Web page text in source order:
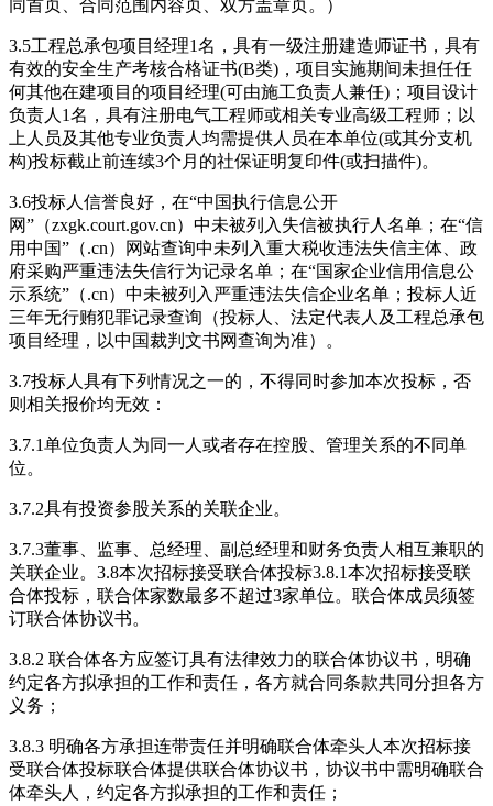
同首页、合同范围内容页、双方盖章页。）
3.5工程总承包项目经理1名，具有一级注册建造师证书，具有
有效的安全生产考核合格证书(B类)，项目实施期间未担任任
何其他在建项目的项目经理(可由施工负责人兼任)；项目设计
负责人1名，具有注册电气工程师或相关专业高级工程师；以
上人员及其他专业负责人均需提供人员在本单位(或其分支机
构)投标截止前连续3个月的社保证明复印件(或扫描件)。
3.6投标人信誉良好，在“中国执行信息公开
网”（zxgk.court.gov.cn）中未被列入失信被执行人名单；在“信
用中国”（.cn）网站查询中未列入重大税收违法失信主体、政
府采购严重违法失信行为记录名单；在“国家企业信用信息公
示系统”（.cn）中未被列入严重违法失信企业名单；投标人近
三年无行贿犯罪记录查询（投标人、法定代表人及工程总承包
项目经理，以中国裁判文书网查询为准）。
3.7投标人具有下列情况之一的，不得同时参加本次投标，否
则相关报价均无效：
3.7.1单位负责人为同一人或者存在控股、管理关系的不同单
位。
3.7.2具有投资参股关系的关联企业。
3.7.3董事、监事、总经理、副总经理和财务负责人相互兼职的
关联企业。3.8本次招标接受联合体投标3.8.1本次招标接受联
合体投标，联合体家数最多不超过3家单位。联合体成员须签
订联合体协议书。
3.8.2 联合体各方应签订具有法律效力的联合体协议书，明确
约定各方拟承担的工作和责任，各方就合同条款共同分担各方
义务；
3.8.3 明确各方承担连带责任并明确联合体牵头人本次招标接
受联合体投标联合体提供联合体协议书，协议书中需明确联合
体牵头人，约定各方拟承担的工作和责任；